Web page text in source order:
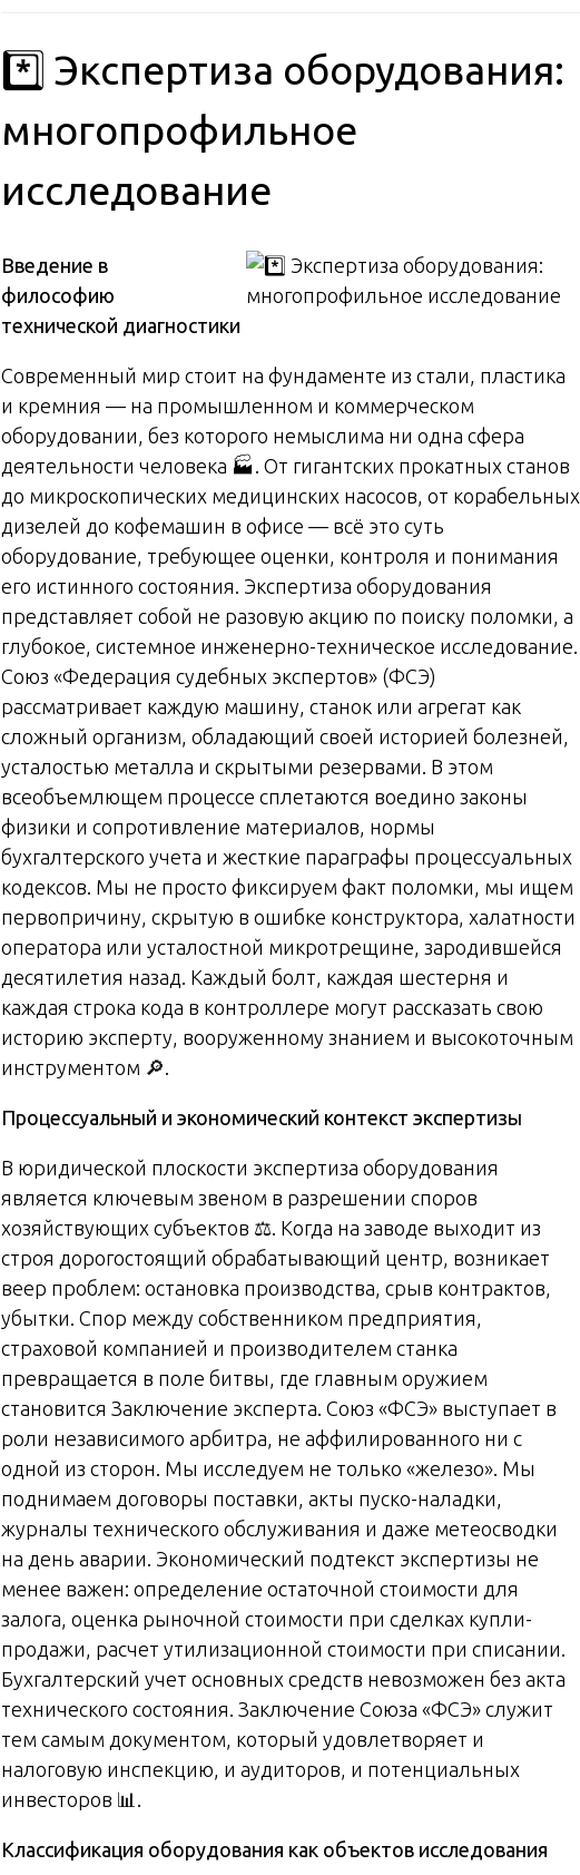
*️⃣ Экспертиза оборудования:
многопрофильное
исследование
Введение в
философию
технической диагностики
Современный мир стоит на фундаменте из стали, пластика
и кремния — на промышленном и коммерческом
оборудовании, без которого немыслима ни одна сфера
деятельности человека 🏭. От гигантских прокатных станов
до микроскопических медицинских насосов, от корабельных
дизелей до кофемашин в офисе — всё это суть
оборудование, требующее оценки, контроля и понимания
его истинного состояния. Экспертиза оборудования
представляет собой не разовую акцию по поиску поломки, а
глубокое, системное инженерно-техническое исследование.
Союз «Федерация судебных экспертов» (ФСЭ)
рассматривает каждую машину, станок или агрегат как
сложный организм, обладающий своей историей болезней,
усталостью металла и скрытыми резервами. В этом
всеобъемлющем процессе сплетаются воедино законы
физики и сопротивление материалов, нормы
бухгалтерского учета и жесткие параграфы процессуальных
кодексов. Мы не просто фиксируем факт поломки, мы ищем
первопричину, скрытую в ошибке конструктора, халатности
оператора или усталостной микротрещине, зародившейся
десятилетия назад. Каждый болт, каждая шестерня и
каждая строка кода в контроллере могут рассказать свою
историю эксперту, вооруженному знанием и высокоточным
инструментом 🔎.
Процессуальный и экономический контекст экспертизы
В юридической плоскости экспертиза оборудования
является ключевым звеном в разрешении споров
хозяйствующих субъектов ⚖️. Когда на заводе выходит из
строя дорогостоящий обрабатывающий центр, возникает
веер проблем: остановка производства, срыв контрактов,
убытки. Спор между собственником предприятия,
страховой компанией и производителем станка
превращается в поле битвы, где главным оружием
становится Заключение эксперта. Союз «ФСЭ» выступает в
роли независимого арбитра, не аффилированного ни с
одной из сторон. Мы исследуем не только «железо». Мы
поднимаем договоры поставки, акты пуско-наладки,
журналы технического обслуживания и даже метеосводки
на день аварии. Экономический подтекст экспертизы не
менее важен: определение остаточной стоимости для
залога, оценка рыночной стоимости при сделках купли-
продажи, расчет утилизационной стоимости при списании.
Бухгалтерский учет основных средств невозможен без акта
технического состояния. Заключение Союза «ФСЭ» служит
тем самым документом, который удовлетворяет и
налоговую инспекцию, и аудиторов, и потенциальных
инвесторов 📊.
Классификация оборудования как объектов исследования